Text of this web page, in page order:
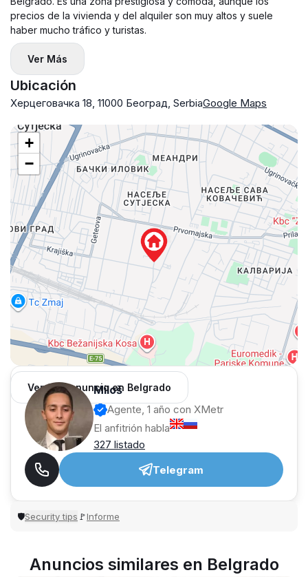
precios de la vivienda y del alquiler son muy altos y suele
haber mucho tráfico y turistas.
Ver Más
Ubicación
Херцеговачка 18, 11000 Београд, SerbiaGoogle Maps
+
−
Ver 962 anuncio en Belgrado
Miloš
Agente, 1 año con XMetr
El anfitrión habla
327 listado
Telegram
🛡Security tips 🚩Informe
Anuncios similares en Belgrado